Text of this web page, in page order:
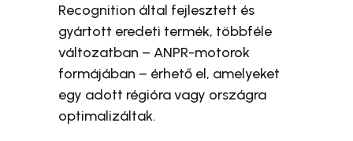
Recognition által fejlesztett és
gyártott eredeti termék, többféle
változatban – ANPR-motorok
formájában – érhető el, amelyeket
egy adott régióra vagy országra
optimalizáltak.